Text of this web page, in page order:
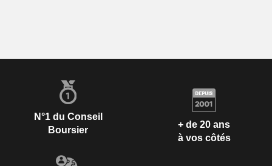
N°1 du Conseil
Boursier
+ de 20 ans
à vos côtés